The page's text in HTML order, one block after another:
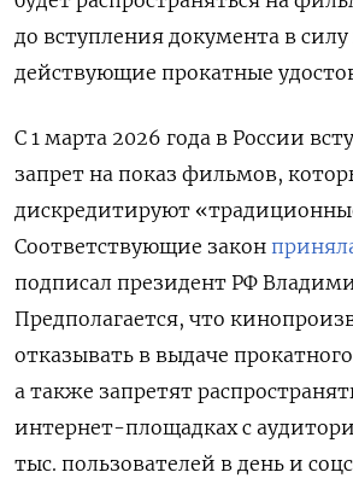
до вступления документа в
действующие прокатные
С 1 марта 2026 года в России
запрет на показ фильмов,
дискредитируют
Соответствующие закон
подписал президент РФ
Предполагается, что
отказывать в выдаче
а также запретят
интернет-площадках с
тыс. пользователей в день и